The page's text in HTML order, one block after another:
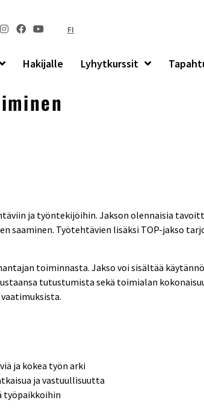
FI
Hakijalle Lyhytkurssit
ja työntekijöihin. Jakson olennaisia
saaminen. Työtehtävien lisäksi TOP-jakso
toiminnasta. Jakso voi sisältää
tutustumista sekä toimialan
ja kokea työn arki
ja vastuullisuutta
työpaikkoihin